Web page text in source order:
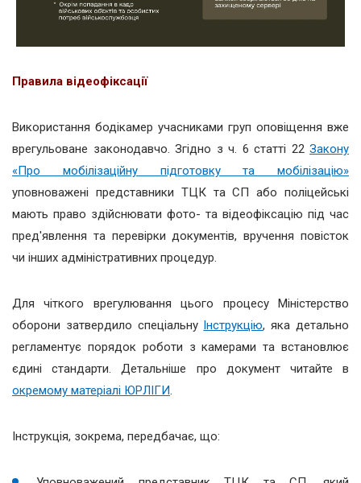
Правила відеофіксації
Використання бодікамер учасниками груп оповіщення вже
врегульоване законодавчо. Згідно з ч. 6 статті 22 Закону
«Про мобілізаційну підготовку та мобілізацію»
уповноважені представники ТЦК та СП або поліцейські
мають право здійснювати фото- та відеофіксацію під час
пред'явлення та перевірки документів, вручення повісток
чи інших адміністративних процедур.
Для чіткого врегулювання цього процесу Міністерство
оборони затвердило спеціальну Інструкцію, яка детально
регламентує порядок роботи з камерами та встановлює
єдині стандарти. Детальніше про документ читайте в
окремому матеріалі ЮРЛІГИ.
Інструкція, зокрема, передбачає, що: